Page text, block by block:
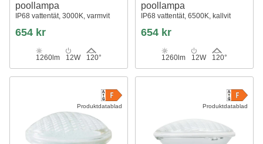
poollampa
IP68 vattentät, 3000K, varmvit
654 kr
1260lm 12W 120°
poollampa
IP68 vattentät, 6500K, kallvit
654 kr
1260lm 12W 120°
Produktdatablad Produktdatablad